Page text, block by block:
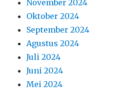
November 2024
Oktober 2024
September 2024
Agustus 2024
Juli 2024
Juni 2024
Mei 2024